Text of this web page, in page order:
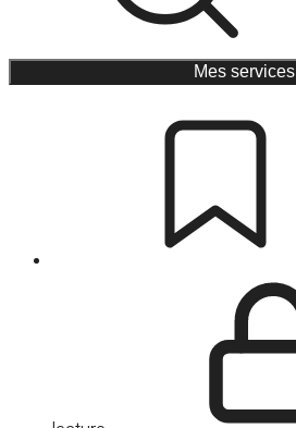
Mes services